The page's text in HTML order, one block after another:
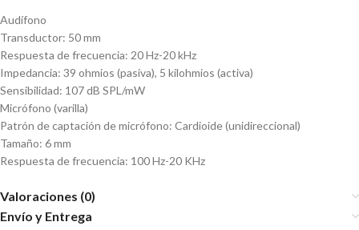
Audífono
Transductor: 50 mm
Respuesta de frecuencia: 20 Hz-20 kHz
Impedancia: 39 ohmios (pasiva), 5 kilohmios (activa)
Sensibilidad: 107 dB SPL/mW
Micrófono (varilla)
Patrón de captación de micrófono: Cardioide (unidireccional)
Tamaño: 6 mm
Respuesta de frecuencia: 100 Hz-20 KHz
Valoraciones (0)
Envío y Entrega